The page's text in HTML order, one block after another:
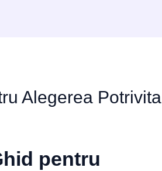
Alegerea Potrivita
pentru